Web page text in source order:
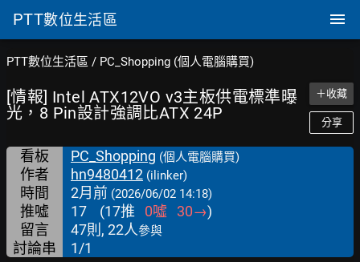
PTT數位生活區
PTT數位生活區 / PC_Shopping (個人電腦購買)
[情報] Intel ATX12VO v3主板供電標準曝
光，8 Pin設計強調比ATX 24P
＋收藏
分享
看板 PC_Shopping (個人電腦購買)
作者 hn9480412 (ilinker)
時間 2月前 (2026/06/02 14:18)
推噓 17 (17推 0噓 30→)
留言
47則, 22人參與
討論串 1/1